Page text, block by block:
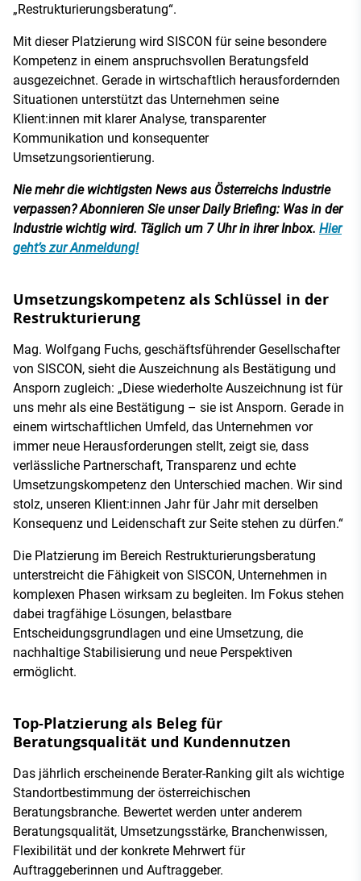
„Restrukturierungsberatung“.
Mit dieser Platzierung wird SISCON für seine besondere
Kompetenz in einem anspruchsvollen Beratungsfeld
ausgezeichnet. Gerade in wirtschaftlich herausfordernden
Situationen unterstützt das Unternehmen seine
Klient:innen mit klarer Analyse, transparenter
Kommunikation und konsequenter
Umsetzungsorientierung.
Nie mehr die wichtigsten News aus Österreichs Industrie
verpassen? Abonnieren Sie unser Daily Briefing: Was in der
Industrie wichtig wird. Täglich um 7 Uhr in ihrer Inbox. Hier
geht’s zur Anmeldung!
Umsetzungskompetenz als Schlüssel in der
Restrukturierung
Mag. Wolfgang Fuchs, geschäftsführender Gesellschafter
von SISCON, sieht die Auszeichnung als Bestätigung und
Ansporn zugleich: „Diese wiederholte Auszeichnung ist für
uns mehr als eine Bestätigung – sie ist Ansporn. Gerade in
einem wirtschaftlichen Umfeld, das Unternehmen vor
immer neue Herausforderungen stellt, zeigt sie, dass
verlässliche Partnerschaft, Transparenz und echte
Umsetzungskompetenz den Unterschied machen. Wir sind
stolz, unseren Klient:innen Jahr für Jahr mit derselben
Konsequenz und Leidenschaft zur Seite stehen zu dürfen.“
Die Platzierung im Bereich Restrukturierungsberatung
unterstreicht die Fähigkeit von SISCON, Unternehmen in
komplexen Phasen wirksam zu begleiten. Im Fokus stehen
dabei tragfähige Lösungen, belastbare
Entscheidungsgrundlagen und eine Umsetzung, die
nachhaltige Stabilisierung und neue Perspektiven
ermöglicht.
Top-Platzierung als Beleg für
Beratungsqualität und Kundennutzen
Das jährlich erscheinende Berater-Ranking gilt als wichtige
Standortbestimmung der österreichischen
Beratungsbranche. Bewertet werden unter anderem
Beratungsqualität, Umsetzungsstärke, Branchenwissen,
Flexibilität und der konkrete Mehrwert für
Auftraggeberinnen und Auftraggeber.